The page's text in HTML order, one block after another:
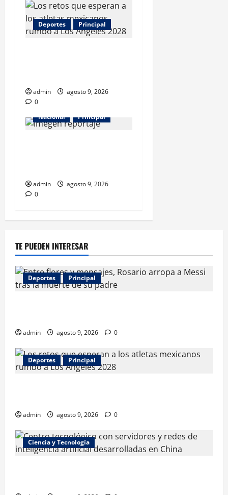
Deportes Principal
admin
agosto 9, 2026
0
Nacional
Principal
admin
agosto 9, 2026
0
TE PUEDEN INTERESAR
Deportes Principal
admin agosto 9, 2026 0
Deportes Principal
admin agosto 9, 2026 0
Ciencia y Tecnología